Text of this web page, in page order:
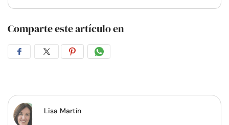
Comparte este artículo en
CompartirCompartirCompartirCompartir
Lisa Martín